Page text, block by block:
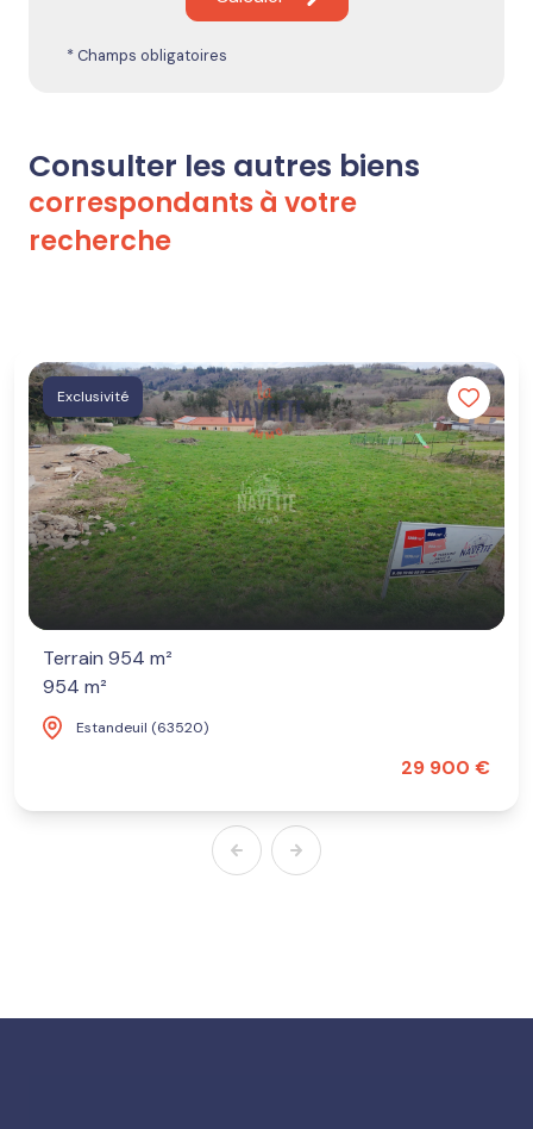
* Champs obligatoires
Consulter les autres biens
correspondants à votre
recherche
Exclusivité
Terrain 954 m²
954 m²
Estandeuil (63520)
29 900 €